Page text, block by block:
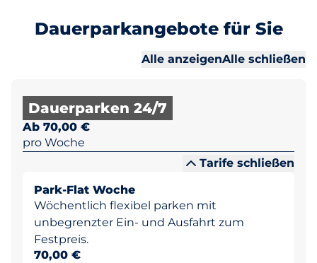
Dauerparkangebote für Sie
Alle anzeigenAlle schließen
Dauerparken 24/7
Ab 70,00 €
pro Woche
Tarife schließen
Park-Flat Woche
Wöchentlich flexibel parken mit
unbegrenzter Ein- und Ausfahrt zum
Festpreis.
70,00 €